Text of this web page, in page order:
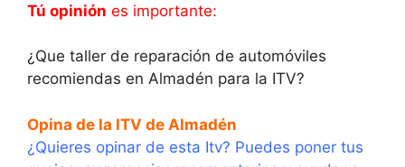
Tú opinión es importante:
¿Que taller de reparación de automóviles
recomiendas en Almadén para la ITV?
Opina de la ITV de Almadén
¿Quieres opinar de esta Itv? Puedes poner tus